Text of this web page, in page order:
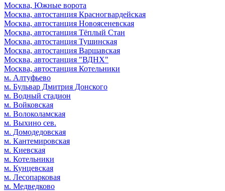
Москва, Южные ворота
Москва, автостанция Красногвардейская
Москва, автостанция Новоясеневская
Москва, автостанция Тёплый Стан
Москва, автостанция Тушинская
Москва, автостанция Варшавская
Москва, автостанция "ВДНХ"
Москва, автостанция Котельники
м. Алтуфьево
м. Бульвар Дмитрия Донского
м. Водный стадион
м. Войковская
м. Волоколамская
м. Выхино сев.
м. Домодедовская
м. Кантемировская
м. Киевская
м. Котельники
м. Кунцевская
м. Лесопарковая
м. Медведково